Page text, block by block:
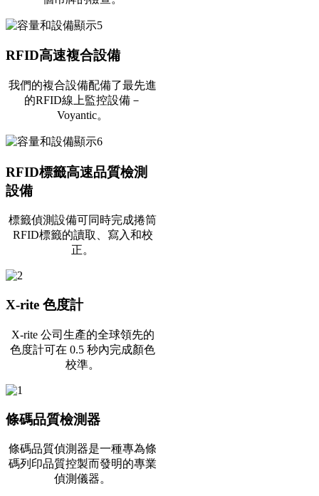
RFID高速複合設備
我們的複合設備配備了最先進
的RFID線上監控設備－
Voyantic。
RFID標籤高速品質檢測
設備
標籤偵測設備可同時完成捲筒
RFID標籤的讀取、寫入和校
正。
X-rite 色度計
X-rite 公司生產的全球領先的
色度計可在 0.5 秒內完成顏色
校準。
條碼品質檢測器
條碼品質偵測器是一種專為條
碼列印品質控製而發明的專業
偵測儀器。